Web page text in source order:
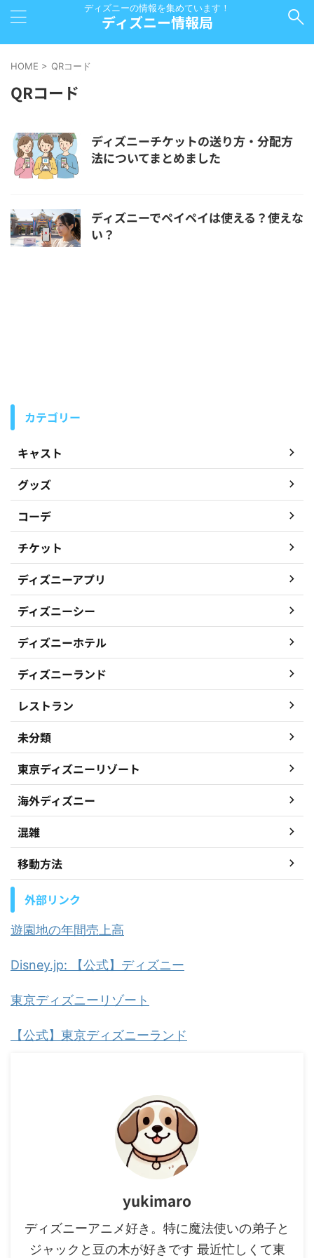
ディズニーの情報を集めています！
ディズニー情報局
HOME > QRコード
QRコード
ディズニーチケットの送り方・分配方
法についてまとめました
ディズニーでペイペイは使える？使えな
い？
カテゴリー
キャスト
グッズ
コーデ
チケット
ディズニーアプリ
ディズニーシー
ディズニーホテル
ディズニーランド
レストラン
未分類
東京ディズニーリゾート
海外ディズニー
混雑
移動方法
外部リンク
遊園地の年間売上高
Disney.jp: 【公式】ディズニー
東京ディズニーリゾート
【公式】東京ディズニーランド
yukimaro
ディズニーアニメ好き。特に魔法使いの弟子と
ジャックと豆の木が好きです 最近忙しくて東